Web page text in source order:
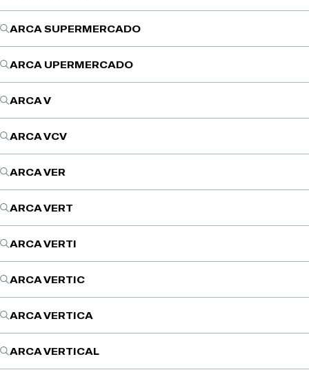
ARCA SUPERMERCADO
ARCA UPERMERCADO
ARCA V
ARCA VCV
ARCA VER
ARCA VERT
ARCA VERTI
ARCA VERTIC
ARCA VERTICA
ARCA VERTICAL